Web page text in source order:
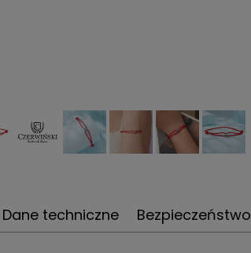
Dane techniczne Bezpieczeństwo